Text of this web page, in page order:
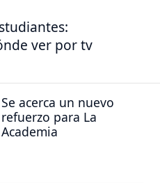
ver por tv
Se acerca un nuevo
refuerzo para La
Academia